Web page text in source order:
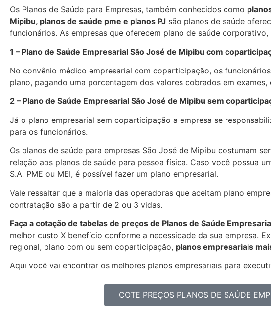
Os Planos de Saúde para Empresas, também conhecidos como
Mipibu, planos de saúde pme e planos PJ são planos de saúde
funcionários. As empresas que oferecem plano de saúde
1 – Plano de Saúde Empresarial São José de Mipibu com
No convênio médico empresarial com coparticipação, os
plano, pagando uma porcentagem dos valores cobrados em
2 – Plano de Saúde Empresarial São José de Mipibu sem
Já o plano empresarial sem coparticipação a empresa se
para os funcionários.
Os planos de saúde para empresas São José de Mipibu costumam
relação aos planos de saúde para pessoa física. Caso você possua
S.A, PME ou MEI, é possível fazer um plano empresarial.
Vale ressaltar que a maioria das operadoras que aceitam plano
contratação são a partir de 2 ou 3 vidas.
Faça a cotação de tabelas de preços de Planos de Saúde
melhor custo X benefício conforme a necessidade da sua empresa.
regional, plano com ou sem coparticipação, planos empresariais
Aqui você vai encontrar os melhores planos empresariais para
COTE PREÇOS PLANOS DE SAÚDE